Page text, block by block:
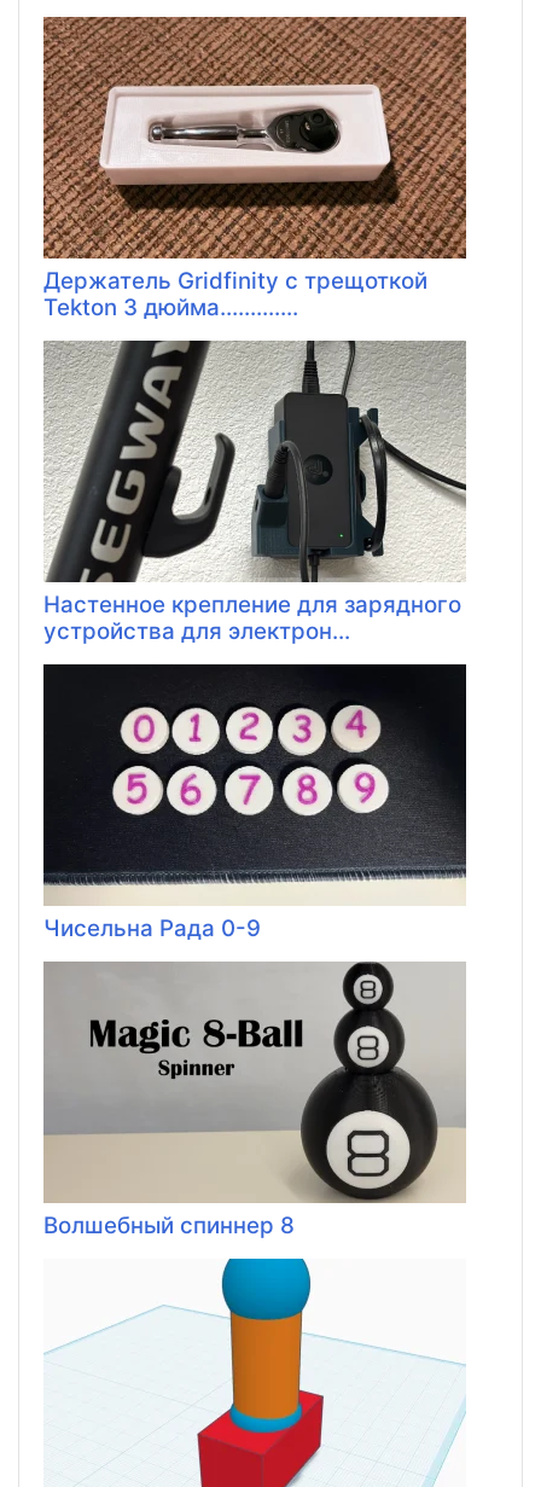
Держатель Gridfinity с трещоткой
Tekton 3 дюйма.............
Настенное крепление для зарядного
устройства для электрон...
Чисельна Рада 0-9
Волшебный спиннер 8